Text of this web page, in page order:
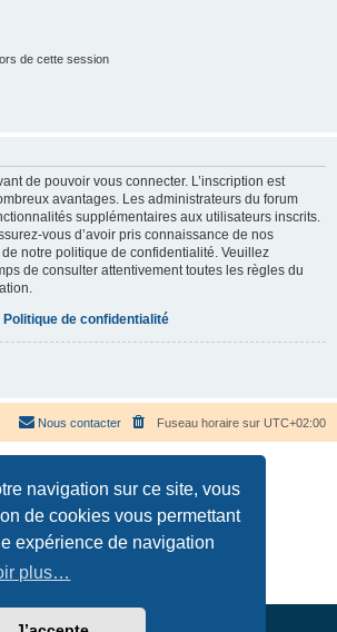
navigation sur ce site, vous
de cookies vous permettant
expérience de navigation
plus…
de cette session
de pouvoir vous connecter. L’inscription est
avantages. Les administrateurs du forum
supplémentaires aux utilisateurs inscrits.
vous d’avoir pris connaissance de nos
notre politique de confidentialité. Veuillez
de consulter attentivement toutes les règles du
Politique de confidentialité
Fuseau horaire sur UTC+02:00
Nous contacter
phpBB® Forum Software © phpBB Limited
Confidentialité